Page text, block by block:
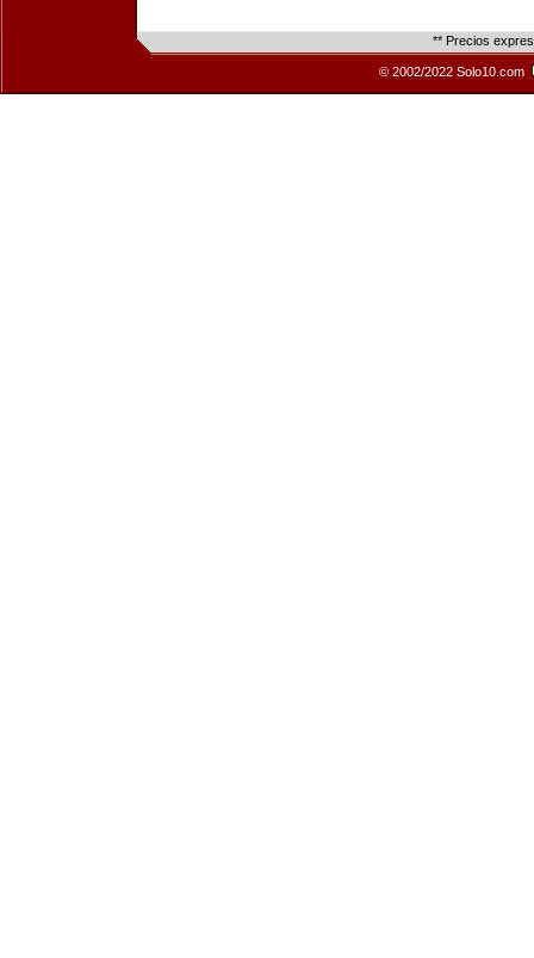
** Precios
© 2002/2022 Solo10.com